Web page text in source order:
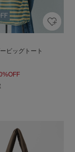
ビッグトート